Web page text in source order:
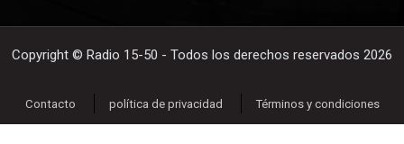
Copyright © Radio 15-50 - Todos los derechos reservados 2026
Contacto política de privacidad Términos y condiciones